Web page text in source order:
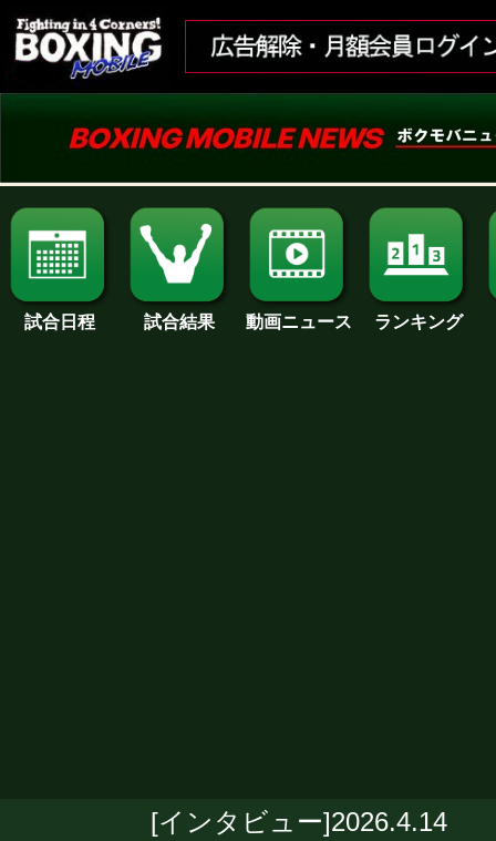
試合日程 試合結果 動画ニュース ランキング
[インタビュー]2026.4.14